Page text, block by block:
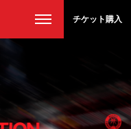
チケット購入